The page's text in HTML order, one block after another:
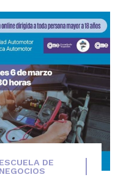
ESCUELA DE
NEGOCIOS